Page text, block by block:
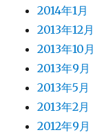
2014年1月
2013年12月
2013年10月
2013年9月
2013年5月
2013年2月
2012年9月